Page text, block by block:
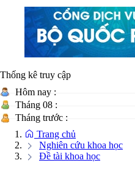
Thống kê truy cập
Hôm nay :
Tháng 08 :
Tháng trước :
Trang chủ
Nghiên cứu khoa học
Đề tài khoa học